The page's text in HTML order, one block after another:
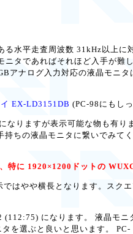
水平走査周波数 31kHz以上に
タであればそれほど入手が難
アナログ入力対応の液晶モニタ
EX-LD3151DB (PC-98にもし
なりますが表示可能な物も有り
ちの液晶モニタに繋いでみて
に 1920×1200ドットの
はやや横長となります。スク
になります。 液晶モニ
を選ぶと良いと思います。 PC-